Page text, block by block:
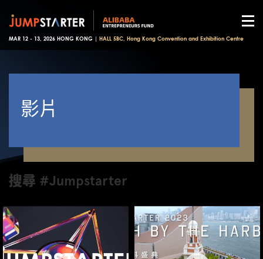
MAR 12 - 13, 2026 HONG KONG | HALL 5BC, Hong Kong Convention and Exhibition Centre
影片
搜尋 #Jumpstarter